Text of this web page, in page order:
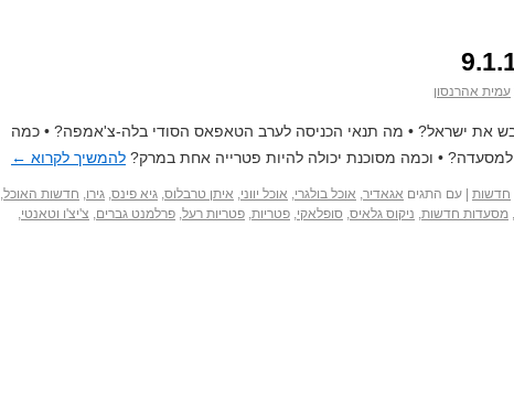
עמית אהרנסון
את ישראל? • מה תנאי הכניסה לערב הטאפאס הסודי בלה-צ'אמפה? • כמה
• וכמה מסוכנת יכולה להיות פטרייה אחת במרק? להמשיך לקרוא ←
חדשות עם התגים אגאדיר, אוכל בולגרי, אוכל יווני, איתן טרבלוס, גיא פינס, גירו, חדשות האוכל,
, מסעדות חדשות, ניקוס גלאיס, סופלאקי, פטריות, פטריות רעל, פרלמנט גברים, צ'יצ'ו וטאנטי,